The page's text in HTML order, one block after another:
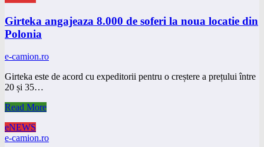
Girteka angajeaza 8.000 de soferi la noua locatie din
Polonia
e-camion.ro
Girteka este de acord cu expeditorii pentru o creștere a prețului între
20 și 35…
Read More
eNEWS
e-camion.ro